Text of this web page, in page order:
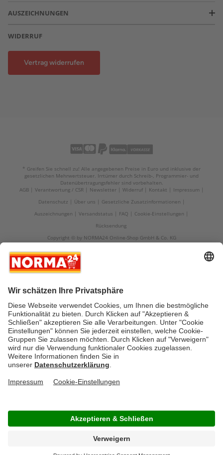
AUSZEICHNUNGEN
WIDERRUF
Vertrag widerrufen
* Greifen Sie schnell zu! Alle angegebenen Preise in Euro und inklusive der
gesetzlichen Mehrwertsteuer. Irrtümer durch Schreib-, Programmier- und
Datenübertragungsfehler sind vorbehalten.
AGB
Verantwortung / CSR Newsletter Widerruf Kontakt
Impressum
Datenschutz
Über uns
Gesetzliche Zusatzinformationen
Auszeichnungen
Versandstatus FAQ
Cookie-Einstellungen
Rücksendung
Copyright © by NORMA24 Online-Shop GmbH & Co. KG